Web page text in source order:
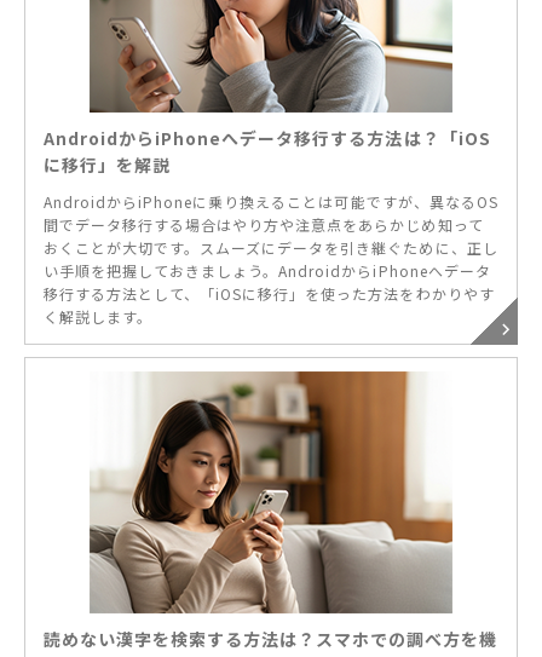
AndroidからiPhoneへデータ移行する方法は？「iOS
に移行」を解説
AndroidからiPhoneに乗り換えることは可能ですが、異なるOS
間でデータ移行する場合はやり方や注意点をあらかじめ知って
おくことが大切です。スムーズにデータを引き継ぐために、正し
い手順を把握しておきましょう。AndroidからiPhoneへデータ
移行する方法として、「iOSに移行」を使った方法をわかりやす
く解説します。
読めない漢字を検索する方法は？スマホでの調べ方を機